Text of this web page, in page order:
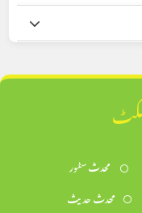
محدث سٹور
محدث حدیث